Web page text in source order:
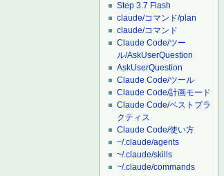
Step 3.7 Flash
claude/コマンド/plan
claude/コマンド
Claude Code/ツー
ル/AskUserQuestion
AskUserQuestion
Claude Code/ツール
Claude Code/計画モード
Claude Code/ベストプラ
クティス
Claude Code/使い方
~/.claude/agents
~/.claude/skills
~/.claude/commands